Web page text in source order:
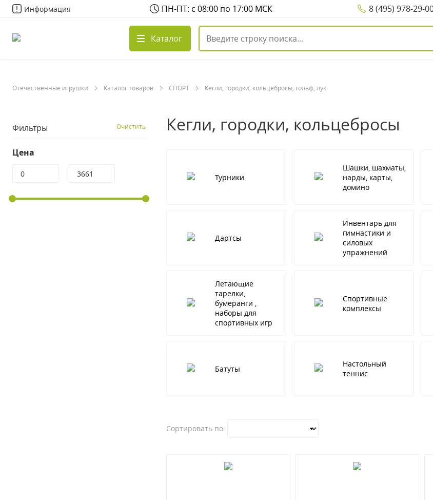
Информация ПН-ПТ: с 08:00 по 17:00 МСК 8 (495) 978-29-
Каталог
Отечественные игрушки Каталог товаров СПОРТ Кегли, городки, кольцебросы, гольф, лук
Фильтры Очистить
Цена
Кегли, городки, кольцебросы
Турники
Шашки, шахматы,
нарды, карты,
домино
Дартсы
Инвентарь для
гимнастики и
силовых
упражнений
Летающие
тарелки,
бумеранги ,
наборы для
спортивных игр
Спортивные
комплексы
Батуты
Настольный
теннис
Сортировать по: